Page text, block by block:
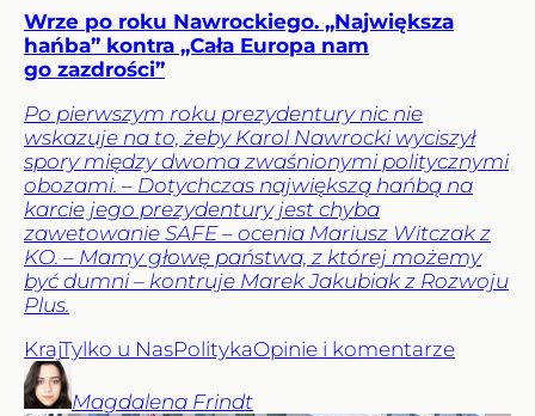
Wrze po roku Nawrockiego. „Największa
hańba” kontra „Cała Europa nam
go zazdrości”
Po pierwszym roku prezydentury nic nie
wskazuje na to, żeby Karol Nawrocki wyciszył
spory między dwoma zwaśnionymi politycznymi
obozami. – Dotychczas największą hańbą na
karcie jego prezydentury jest chyba
zawetowanie SAFE – ocenia Mariusz Witczak z
KO. – Mamy głowę państwa, z której możemy
być dumni – kontruje Marek Jakubiak z Rozwoju
Plus.
KrajTylko u NasPolitykaOpinie i komentarze
Magdalena Frindt